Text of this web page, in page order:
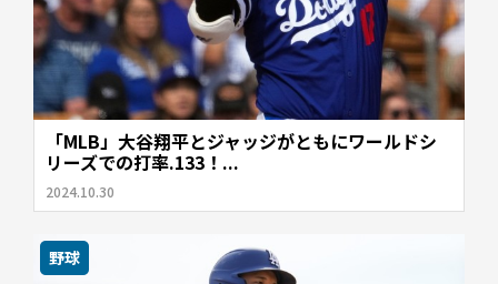
「MLB」大谷翔平とジャッジがともにワールドシ
リーズでの打率.133！...
2024.10.30
野球